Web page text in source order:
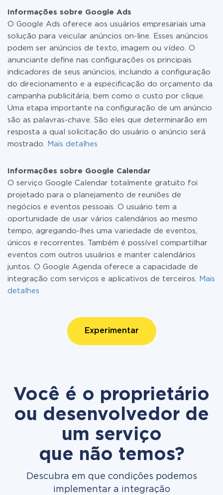
ou mudar para um de pago, se necessário. Mais
detalhes sobre tarifas
Informações sobre Google Ads
O Google Ads oferece aos usuários empresariais uma
solução para veicular anúncios on-line. Esses anúncios
podem ser anúncios de texto, imagem ou vídeo. O
anunciante define nas configurações os principais
indicadores de seus anúncios, incluindo a configuração
do direcionamento e a especificação do orçamento da
campanha publicitária, bem como o custo por clique.
Uma etapa importante na configuração de um anúncio
são as palavras-chave. São eles que determinarão em
resposta a qual solicitação do usuário o anúncio será
mostrado.
Mais detalhes
Informações sobre Google Calendar
O serviço Google Calendar totalmente gratuito foi
projetado para o planejamento de reuniões de
negócios e eventos pessoais. O usuário tem a
oportunidade de usar vários calendários ao mesmo
tempo, agregando-lhes uma variedade de eventos,
únicos e recorrentes. Também é possível compartilhar
eventos com outros usuários e manter calendários
juntos. O Google Agenda oferece a capacidade de
integração com serviços e aplicativos de terceiros.
Mais
detalhes
Experimentar
Você é o proprietário
ou desenvolvedor de
um serviço
que não temos?
Descubra em que condições podemos
implementar a integração